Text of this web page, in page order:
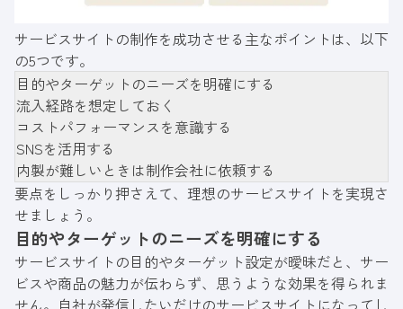
サービスサイトの制作を成功させる主なポイントは、以下
の5つです。
目的やターゲットのニーズを明確にする
流入経路を想定しておく
コストパフォーマンスを意識する
SNSを活用する
内製が難しいときは制作会社に依頼する
要点をしっかり押さえて、理想のサービスサイトを実現さ
せましょう。
目的やターゲットのニーズを明確にする
サービスサイトの目的やターゲット設定が曖昧だと、サー
ビスや商品の魅力が伝わらず、思うような効果を得られま
せん。自社が発信したいだけのサービスサイトになってし